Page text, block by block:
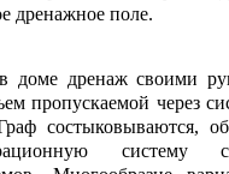
дренажное поле.
доме дренаж своими
пропускаемой через
состыковываются,
систему